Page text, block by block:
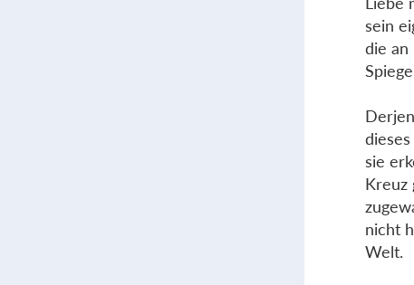
sein
die an
sie
Kreuz
nicht
Welt.